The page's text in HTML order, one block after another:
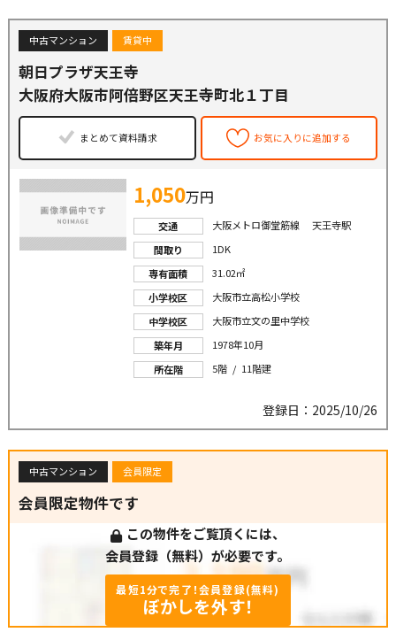
中古マンション 賃貸中
朝日プラザ天王寺
大阪府大阪市阿倍野区天王寺町北１丁目
まとめて資料請求 お気に入りに追加する
1,050万円
交通
大阪メトロ御堂筋線 天王寺駅
間取り
1DK
専有面積
31.02㎡
小学校区
大阪市立高松小学校
中学校区
大阪市立文の里中学校
築年月
1978年10月
所在階
5階 / 11階建
登録日：2025/10/26
中古マンション 会員限定
会員限定物件です
この物件をご覧頂くには、
会員登録（無料）が必要です。
最短1分で完了！会員登録(無料)
ぼかしを外す！